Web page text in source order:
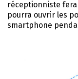
réceptionniste
pourra ouvrir les
smartphone